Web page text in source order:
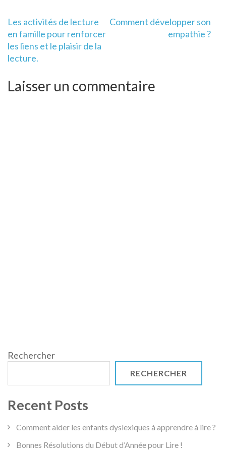
Navigation
de
l’article
Les activités de lecture
en famille pour renforcer
les liens et le plaisir de la
lecture.
Comment développer son
empathie ?
Laisser un commentaire
Rechercher
RECHERCHER
Recent Posts
Comment aider les enfants dyslexiques à apprendre à lire ?
Bonnes Résolutions du Début d’Année pour Lire !